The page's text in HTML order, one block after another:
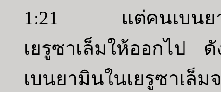
1:21 แต่คนเบนยามิ
เยรูซาเล็มให้ออกไป
เบนยามินในเยรูซาเล็